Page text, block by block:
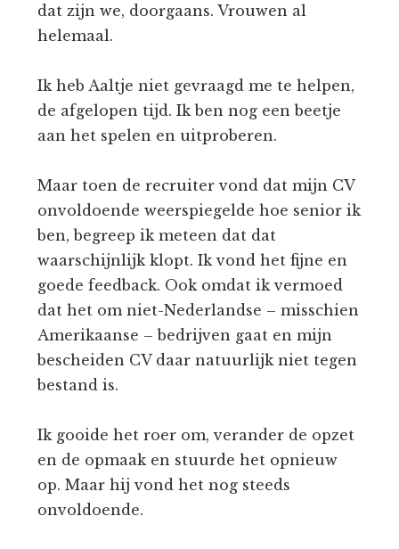
dat zijn we, doorgaans. Vrouwen al
helemaal.
Ik heb Aaltje niet gevraagd me te helpen,
de afgelopen tijd. Ik ben nog een beetje
aan het spelen en uitproberen.
Maar toen de recruiter vond dat mijn CV
onvoldoende weerspiegelde hoe senior ik
ben, begreep ik meteen dat dat
waarschijnlijk klopt. Ik vond het fijne en
goede feedback. Ook omdat ik vermoed
dat het om niet-Nederlandse – misschien
Amerikaanse – bedrijven gaat en mijn
bescheiden CV daar natuurlijk niet tegen
bestand is.
Ik gooide het roer om, verander de opzet
en de opmaak en stuurde het opnieuw
op. Maar hij vond het nog steeds
onvoldoende.